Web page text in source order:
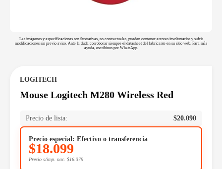
Las imágenes y especificaciones son ilustrativas, no contractuales, pueden contener errores involuntarios y sufrir
modificaciones sin previo aviso. Ante la duda corroborar siempre el datasheet del fabricante en su sitio web. Para más
ayuda, escribinos por WhatsApp.
LOGITECH
Mouse Logitech M280 Wireless Red
Precio de lista: $20.090
Precio especial: Efectivo o transferencia
$18.099
Precio s/imp. nac. $16.379